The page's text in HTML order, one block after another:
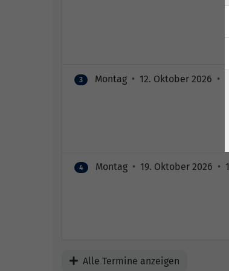
3 Montag • 12. Oktober 2026 •
4 Montag • 19. Oktober 2026 •
Alle Termine anzeigen